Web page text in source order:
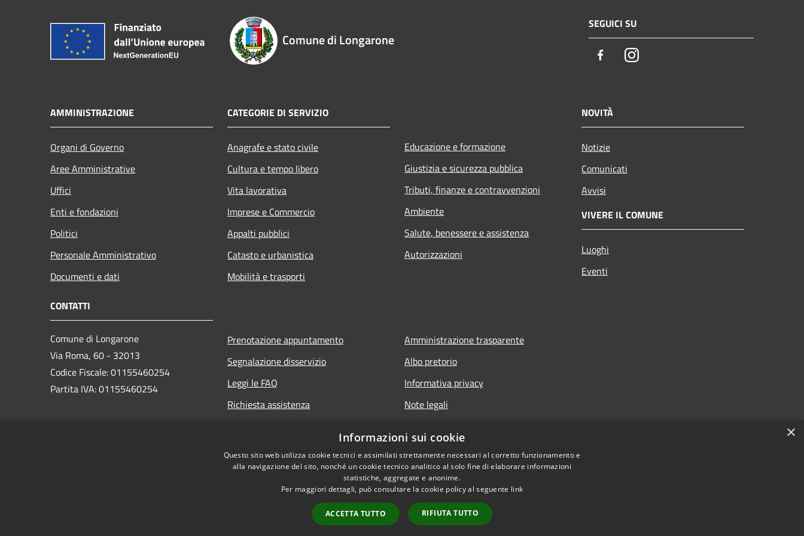
Comune di Longarone
SEGUICI SU
FacebookInstagram
AMMINISTRAZIONE
Organi di Governo
Aree Amministrative
Uffici
Enti e fondazioni
Politici
Personale Amministrativo
Documenti e dati
CATEGORIE DI SERVIZIO
Anagrafe e stato civile
Cultura e tempo libero
Vita lavorativa
Imprese e Commercio
Appalti pubblici
Catasto e urbanistica
Mobilità e trasporti
Educazione e formazione
Giustizia e sicurezza pubblica
Tributi, finanze e contravvenzioni
Ambiente
Salute, benessere e assistenza
Autorizzazioni
NOVITÀ
Notizie
Comunicati
Avvisi
VIVERE IL COMUNE
Luoghi
Eventi
CONTATTI
Comune di Longarone
Via Roma, 60 - 32013
Codice Fiscale: 01155460254
Partita IVA: 01155460254
Prenotazione appuntamento
Segnalazione disservizio
Leggi le FAQ
Richiesta assistenza
Amministrazione trasparente
Albo pretorio
Informativa privacy
Note legali
×
Informazioni sui cookie
Questo sito web utilizza cookie tecnici e assimilati strettamente necessari al corretto funzionamento e
alla navigazione del sito, nonché un cookie tecnico analitico al solo fine di elaborare informazioni
statistiche, aggregate e anonime.
Per maggiori dettagli, può consultare la cookie policy al seguente link
ACCETTA TUTTO RIFIUTA TUTTO